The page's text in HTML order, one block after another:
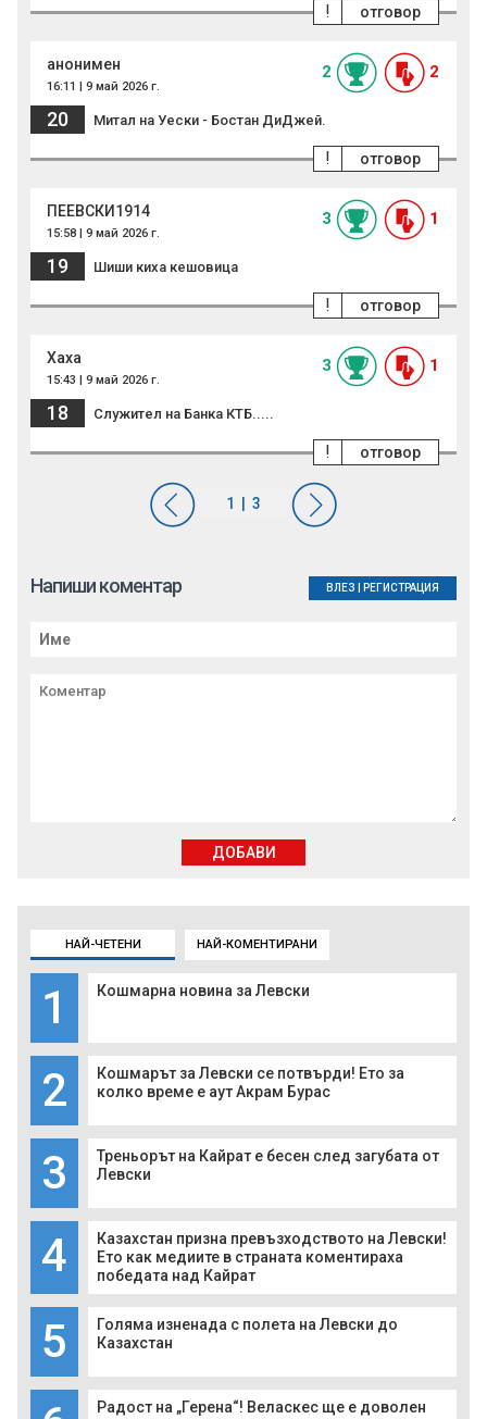
НАЙ-ЧЕТЕНИ НАЙ-КОМЕНТИРАНИ
1 Кошмарна новина за Левски
2
Кошмарът за Левски се потвърди! Ето за
колко време е аут Акрам Бурас
3
Треньорът на Кайрат е бесен след загубата от
Левски
4
Казахстан призна превъзходството на Левски!
Ето как медиите в страната коментираха
победата над Кайрат
5
Голяма изненада с полета на Левски до
Казахстан
Радост на „Герена“! Веласкес ще е доволен
отговор
!
анонимен
16:11 | 9 май 2026 г.
2 2
20 Митал на Уески - Бостан ДиДжей.
отговор
!
ПЕЕВСКИ1914
15:58 | 9 май 2026 г.
3 1
19 Шиши киха кешовица
отговор
!
Хаха
15:43 | 9 май 2026 г.
3 1
18 Служител на Банка КТБ.....
отговор
!
Напиши коментар ВЛЕЗ РЕГИСТРАЦИЯ
ДОБАВИ